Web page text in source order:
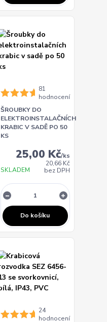
81
hodnocení
ŠROUBKY DO
ELEKTROINSTALAČNÍCH
KRABIC V SADĚ PO 50
KS
25,00 Kč/ks
20,66 Kč
bez DPH
SKLADEM
Do košíku
24
hodnocení